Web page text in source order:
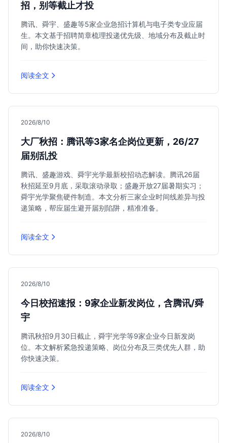
招，别等截止才投
腾讯、舜宇、盛趣等5家企业急招计算机与电子类专业应届
生。本文基于招聘简章梳理投递优先级、地域分布及截止时
间，助你快速决策。
阅读全文
2026/8/10
大厂秋招：腾讯等3家名企岗位更新，26/27
届别乱投
腾讯、盛趣游戏、舜宇光学最新校招动态解读。腾讯26届
秋招延至9月底，采取滚动录取；盛趣开放27届暑期实习；
舜宇光学聚焦硬件制造。本文分析三家企业时间线差异与投
递策略，帮应届生避开届别陷阱，精准准备。
阅读全文
2026/8/10
今日校招速报：9家企业新发岗位，含腾讯/舜
宇
腾讯秋招9月30日截止，舜宇光学等9家企业今日新发岗
位。本文解析紧急投递策略、岗位分布及三类优先人群，助
你快速决策。
阅读全文
2026/8/10